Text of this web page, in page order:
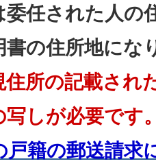
委任された人
書の住所地にな
住所の記載さ
写しが必要です
戸籍の郵送請求